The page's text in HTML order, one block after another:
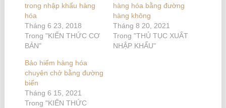
trong nhập khẩu hàng
hóa
Tháng 6 23, 2018
Trong "KIẾN THỨC CƠ
BẢN"
hàng hóa bằng đường
hàng không
Tháng 8 20, 2021
Trong "THỦ TỤC XUẤT
NHẬP KHẨU"
Bảo hiểm hàng hóa
chuyên chở bằng đường
biển
Tháng 6 15, 2021
Trong "KIẾN THỨC